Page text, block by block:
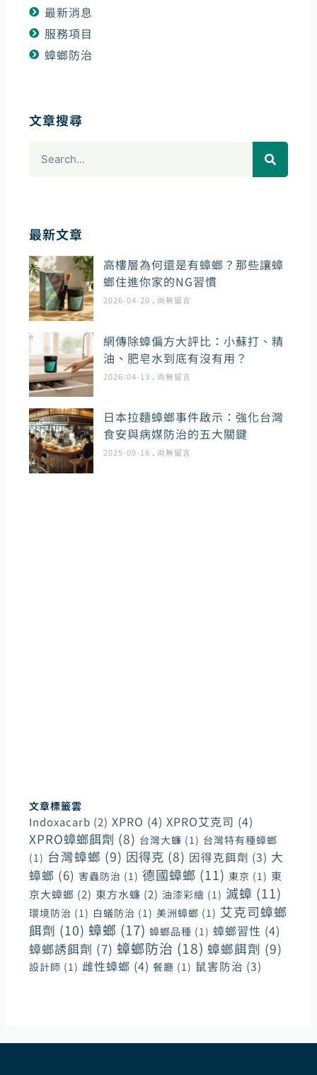
最新消息
服務項目
蟑螂防治
文章搜尋
最新文章
高樓層為何還是有蟑螂？那些讓蟑
螂住進你家的NG習慣
2026-04-20 尚無留言
網傳除蟑偏方大評比：小蘇打、精
油、肥皂水到底有沒有用？
2026-04-13 尚無留言
日本拉麵蟑螂事件啟示：強化台灣
食安與病媒防治的五大關鍵
2025-09-16 尚無留言
文章標籤雲
Indoxacarb (2) XPRO (4) XPRO艾克司 (4)
XPRO蟑螂餌劑 (8) 台灣大蠊 (1) 台灣特有種蟑螂
(1) 台灣蟑螂 (9) 因得克 (8) 因得克餌劑 (3) 大
蟑螂 (6) 害蟲防治 (1) 德國蟑螂 (11) 東京 (1) 東
京大蟑螂 (2) 東方水蠊 (2) 油漆彩繪 (1) 滅蟑 (11)
環境防治 (1) 白蟻防治 (1) 美洲蟑螂 (1) 艾克司蟑螂
餌劑 (10) 蟑螂 (17) 蟑螂品種 (1) 蟑螂習性 (4)
蟑螂誘餌劑 (7) 蟑螂防治 (18) 蟑螂餌劑 (9)
設計師 (1) 雌性蟑螂 (4) 餐廳 (1) 鼠害防治 (3)